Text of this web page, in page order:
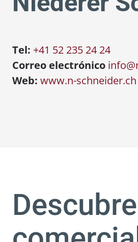
Tel: +41 52 235 24 24
Correo electrónico
Web: www.n-schneider.ch